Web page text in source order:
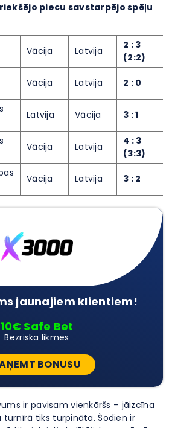
piecu savstarpējo spēļu
Vācija Latvija
2 : 3
(2:2)
Vācija Latvija 2 : 0
Latvija Vācija 3 : 1
Vācija Latvija
4 : 3
(3:3)
Vācija Latvija 3 : 2
jaunajiem klientiem!
10€ Safe Bet
Bezriska likmes
BONUSU
ir pavisam vienkāršs – jāizcīna
turnīrā tiks turpināta. Šodien ir